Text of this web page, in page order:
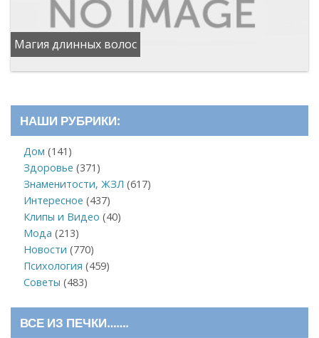
Магия длинных волос
НАШИ РУБРИКИ:
Дом (141)
Здоровье (371)
Знаменитости, ЖЗЛ (617)
Интересное (437)
Клипы и Видео (40)
Мода (213)
Новости (770)
Психология (459)
Советы (483)
ВСЕ ИЗ ПЕЧКИ…….